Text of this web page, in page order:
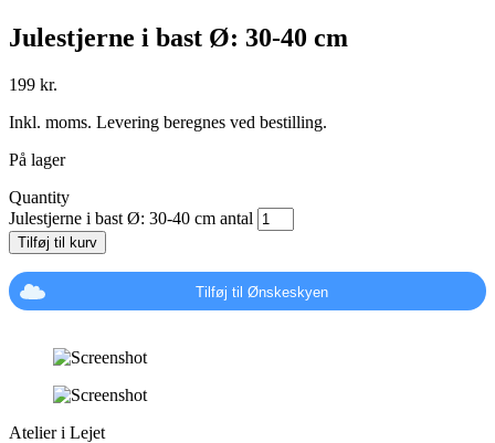
Julestjerne i bast Ø: 30-40 cm
199 kr.
Inkl. moms. Levering beregnes ved bestilling.
På lager
Quantity
Julestjerne i bast Ø: 30-40 cm antal
Tilføj til kurv
Tilføj til Ønskeskyen
Atelier i Lejet